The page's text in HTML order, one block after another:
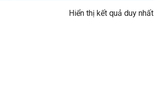
Hiển thị kết quả duy nhất